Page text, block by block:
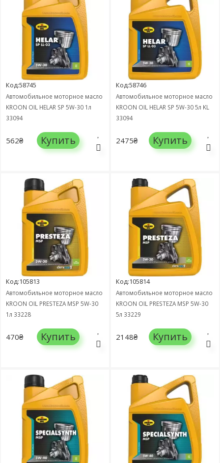
Код:58745
Автомобильное моторное масло
KROON OIL HELAR SP 5W-30 1л
33094
562₴ Купить
Код:58746
Автомобильное моторное масло
KROON OIL HELAR SP 5W-30 5л KL
33094
2475₴ Купить
Код:105813
Автомобильное моторное масло
KROON OIL PRESTEZA MSP 5W-30
1л 33228
470₴ Купить
Код:105814
Автомобильное моторное масло
KROON OIL PRESTEZA MSP 5W-30
5л 33229
2148₴ Купить